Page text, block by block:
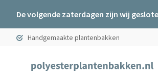
De volgende zaterdagen zijn wij
Handgemaakte plantenbakken